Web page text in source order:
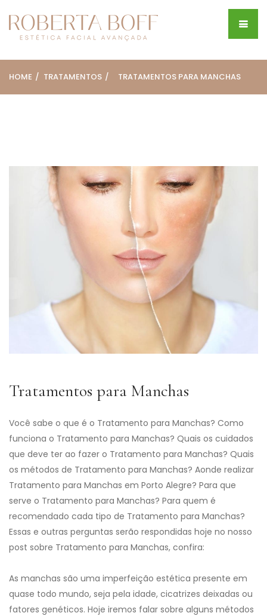
HOME TRATAMENTOS TRATAMENTOS PARA MANCHAS
Tratamentos para Manchas
Você sabe o que é o Tratamento para Manchas? Como
funciona o Tratamento para Manchas? Quais os cuidados
que deve ter ao fazer o Tratamento para Manchas? Quais
os métodos de Tratamento para Manchas? Aonde realizar
Tratamento para Manchas em Porto Alegre? Para que
serve o Tratamento para Manchas? Para quem é
recomendado cada tipo de Tratamento para Manchas?
Essas e outras perguntas serão respondidas hoje no nosso
post sobre Tratamento para Manchas, confira:
As manchas são uma imperfeição estética presente em
quase todo mundo, seja pela idade, cicatrizes deixadas ou
fatores genéticos. Hoje iremos falar sobre alguns métodos